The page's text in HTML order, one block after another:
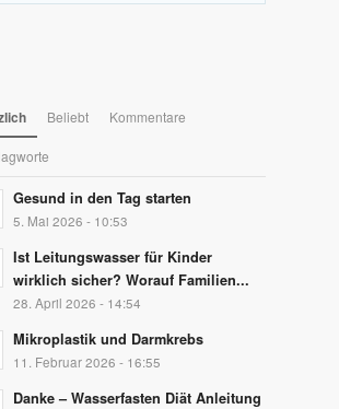
Beliebt Kommentare
Gesund in den Tag starten
5. Mai 2026 - 10:53
Ist Leitungswasser für Kinder
wirklich sicher? Worauf Familien...
28. April 2026 - 14:54
Mikroplastik und Darmkrebs
11. Februar 2026 - 16:55
Danke – Wasserfasten Diät Anleitung